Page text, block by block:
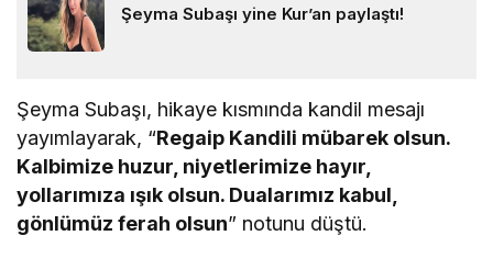
Şeyma Subaşı yine Kur’an paylaştı!
Şeyma Subaşı, hikaye kısmında kandil mesajı
yayımlayarak, “Regaip Kandili mübarek olsun.
Kalbimize huzur, niyetlerimize hayır,
yollarımıza ışık olsun. Dualarımız kabul,
gönlümüz ferah olsun” notunu düştü.